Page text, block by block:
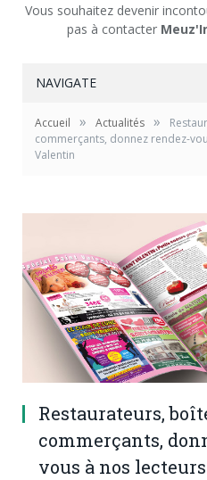
Vous souhaitez devenir
pas à contacter
NAVIGATE
Accueil » Actualités »
commerçants, donnez rendez-
Valentin
Restaurateurs,
commerçants,
vous à nos